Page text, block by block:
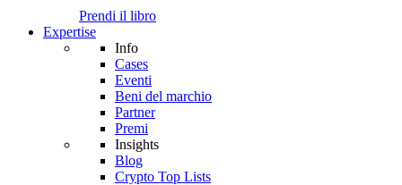
Prendi il libro
Expertise
Info
Cases
Eventi
Beni del marchio
Partner
Premi
Insights
Blog
Crypto Top Lists